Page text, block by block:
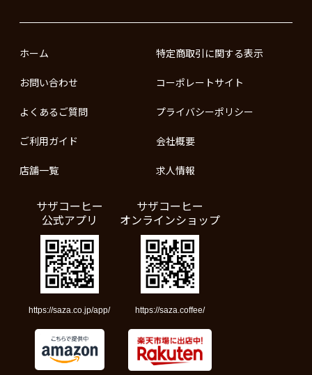
ホーム
お問い合わせ
よくあるご質問
ご利用ガイド
店舗一覧
特定商取引に関する表示
コーポレートサイト
プライバシーポリシー
会社概要
求人情報
サザコーヒー
公式アプリ
https://saza.co.jp/app/
サザコーヒー
オンラインショップ
https://saza.coffee/